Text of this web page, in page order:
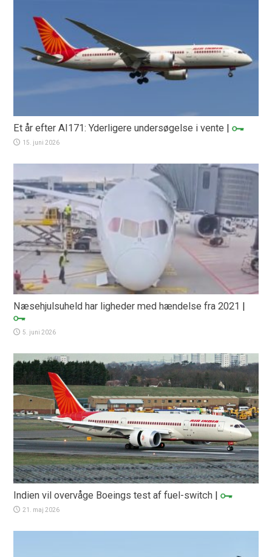
Et år efter AI171: Yderligere undersøgelse i vente |
15. juni 2026
Næsehjulsuheld har ligheder med hændelse fra 2021 |
5. juni 2026
Indien vil overvåge Boeings test af fuel-switch |
21. maj 2026